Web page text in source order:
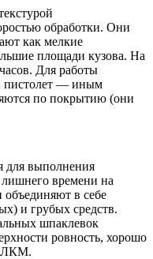
обработки. Они
как мелкие
площади кузова. На
Для работы
пистолет — иным
по покрытию (они
для выполнения
лишнего времени на
в себе
и грубых средств.
шпаклевок
ровность, хорошо
ЛКМ.